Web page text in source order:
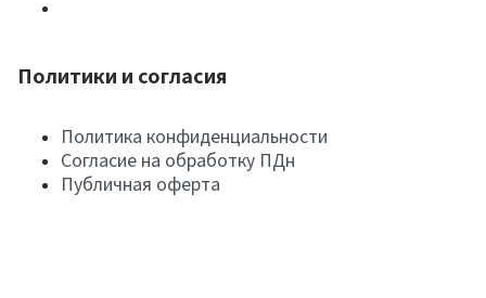
Политики и согласия
Политика конфиденциальности
Согласие на обработку ПДн
Публичная оферта